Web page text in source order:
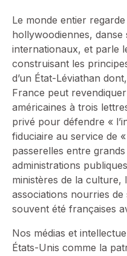
Le monde entier
hollywoodiennes, danse
internationaux, et parle
construisant les
d’un État-Léviathan
France peut
américaines à trois
privé pour défendre «
fiduciaire au service de
passerelles entre
administrations
ministères de la culture,
associations nourries
souvent été françaises
Nos médias et
États-Unis comme la